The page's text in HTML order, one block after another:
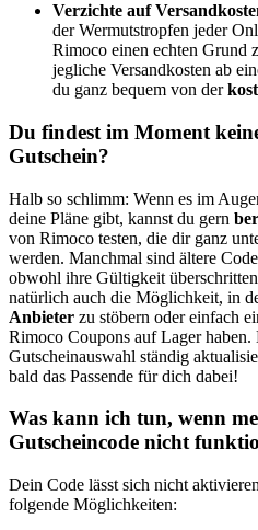
Verzichte auf
der Wermutstropfen jeder
Rimoco einen echten Grund
jegliche Versandkosten ab
du ganz bequem von der
Du findest im Moment
Gutschein?
Halb so schlimm: Wenn es im
deine Pläne gibt, kannst du gern
von Rimoco testen, die dir ganz
werden. Manchmal sind ältere
obwohl ihre Gültigkeit
natürlich auch die Möglichkeit, in
Anbieter zu stöbern oder einfach
Rimoco Coupons auf Lager haben.
Gutscheinauswahl ständig
bald das Passende für dich dabei!
Was kann ich tun, wenn
Gutscheincode nicht
Dein Code lässt sich nicht
folgende Möglichkeiten: